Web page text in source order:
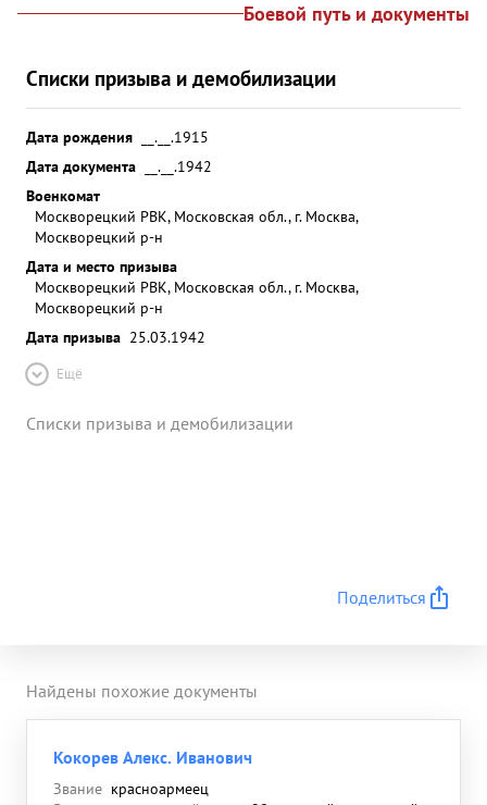
Боевой путь и документы
Списки призыва и демобилизации
Дата рождения
__.__.1915
Дата документа
__.__.1942
Военкомат
Москворецкий РВК, Московская обл., г. Москва,
Москворецкий р-н
Дата и место призыва
Москворецкий РВК, Московская обл., г. Москва,
Москворецкий р-н
Дата призыва 25.03.1942
Ещё
Списки призыва и демобилизации
Поделиться
Найдены похожие документы
Кокорев Алекс. Иванович
Звание красноармеец